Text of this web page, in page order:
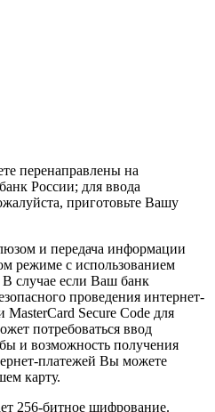
перенаправлены на
России; для ввода
приготовьте Вашу
и передача информации
режиме с использованием
случае если Ваш банк
проведения интернет-
Secure Code для
потребоваться ввод
и возможность получения
платежей Вы можете
карту.
256-битное шифрование.